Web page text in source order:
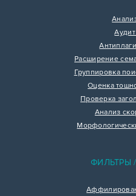
Аудит
Расширение
Группировка
Оценка
Проверка
Анализ
ФИЛЬТРЫ